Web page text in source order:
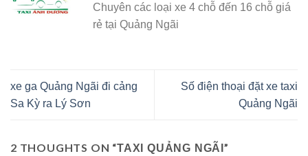
Chuyên các loại xe 4 chỗ đến 16 chỗ giá
rẻ tại Quảng Ngãi
xe ga Quảng Ngãi đi cảng
Sa Kỳ ra Lý Sơn
Số điện thoại đặt xe taxi
Quảng Ngãi
2 THOUGHTS ON “TAXI QUẢNG NGÃI ”